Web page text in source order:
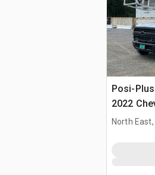
Posi-
2022
Cable
North East,